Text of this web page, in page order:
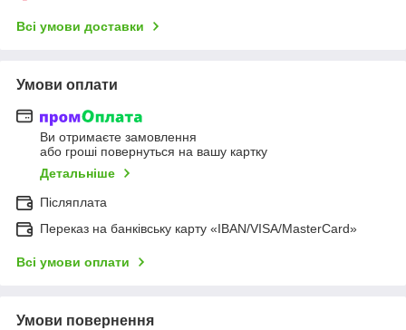
Всі умови доставки
Умови оплати
Ви отримаєте замовлення
або гроші повернуться на вашу картку
Детальніше
Післяплата
Переказ на банківську карту «IBAN/VISA/MasterCard»
Всі умови оплати
Умови повернення